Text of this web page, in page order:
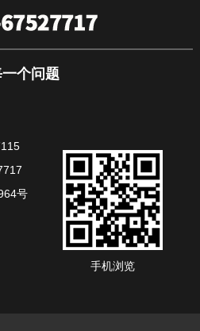
个问题
号
手机浏览